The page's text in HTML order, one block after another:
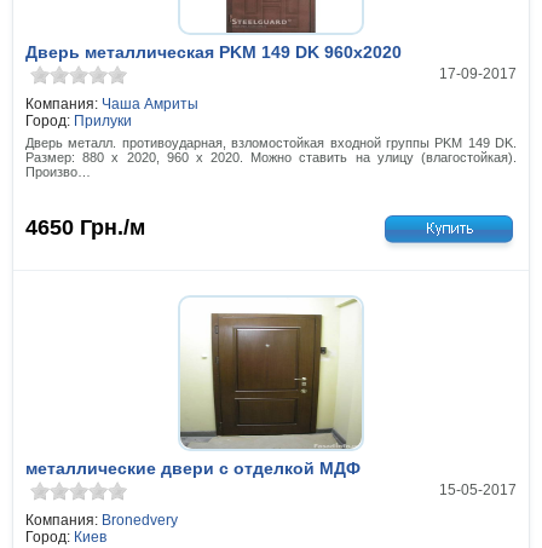
Дверь металлическая PKM 149 DK 960x2020
17-09-2017
Компания: Чаша Амриты
Город: Прилуки
Дверь металл. противоударная, взломостойкая входной группы PKM 149 DK.
Размер: 880 х 2020, 960 х 2020. Можно ставить на улицу (влагостойкая).
Произво…
4650 Грн./м
металлические двери с отделкой МДФ
15-05-2017
Компания: Bronedvery
Город: Киев